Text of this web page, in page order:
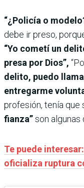
“¿Policía o
debe ir preso,
“Yo cometí un
presa por Dios”,
delito, puedo
entregarme
profesión, tenía que
fianza”son algunas
Te puede
oficializa ruptura